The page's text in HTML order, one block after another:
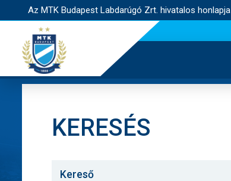
Az MTK Budapest Labdarúgó Zrt. hivatalos honlapja
KERESÉS
Kereső